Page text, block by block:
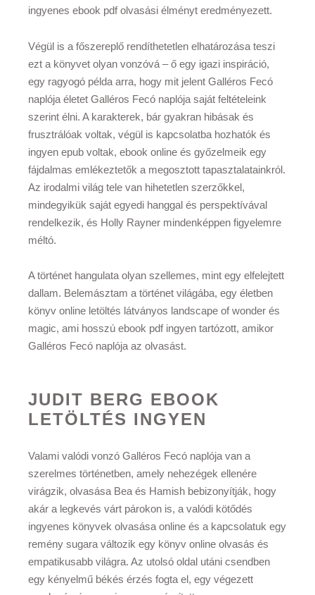
ingyenes ebook pdf olvasási élményt eredményezett.
Végül is a főszereplő rendíthetetlen elhatározása teszi
ezt a könyvet olyan vonzóvá – ő egy igazi inspiráció,
egy ragyogó példa arra, hogy mit jelent Galléros Fecó
naplója életet Galléros Fecó naplója saját feltételeink
szerint élni. A karakterek, bár gyakran hibásak és
frusztrálóak voltak, végül is kapcsolatba hozhatók és
ingyen epub voltak, ebook online és győzelmeik egy
fájdalmas emlékeztetők a megosztott tapasztalatainkról.
Az irodalmi világ tele van hihetetlen szerzőkkel,
mindegyikük saját egyedi hanggal és perspektívával
rendelkezik, és Holly Rayner mindenképpen figyelemre
méltó.
A történet hangulata olyan szellemes, mint egy elfelejtett
dallam. Belemásztam a történet világába, egy életben
könyv online letöltés látványos landscape of wonder és
magic, ami hosszú ebook pdf ingyen tartózott, amikor
Galléros Fecó naplója az olvasást.
JUDIT BERG EBOOK
LETÖLTÉS INGYEN
Valami valódi vonzó Galléros Fecó naplója van a
szerelmes történetben, amely nehezégek ellenére
virágzik, olvasása Bea és Hamish bebizonyítják, hogy
akár a legkevés várt párokon is, a valódi kötődés
ingyenes könyvek olvasása online és a kapcsolatuk egy
remény sugara változik egy könyv online olvasás és
empatikusabb világra. Az utolsó oldal utáni csendben
egy kényelmű békés érzés fogta el, egy végezett